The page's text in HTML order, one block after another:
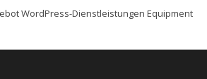
WordPress-Dienstleistungen Equipment